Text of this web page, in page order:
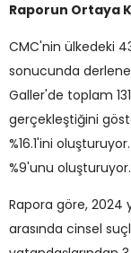
Raporun Ortaya
CMC'nin ülkedeki
sonucunda
Galler'de toplam
gerçekleştiğini
%16.1'ini
%9'unu
Rapora göre, 2024
arasında cinsel